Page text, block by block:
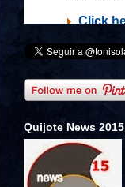
Quijote News 2015